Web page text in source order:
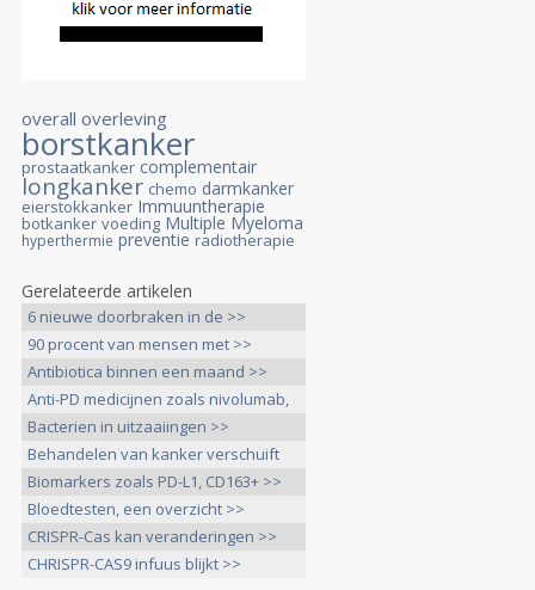
overall overleving
borstkanker
prostaatkanker complementair
longkanker chemo darmkanker
eierstokkanker Immuuntherapie
botkanker voeding Multiple Myeloma
hyperthermie preventie radiotherapie
Gerelateerde artikelen
6 nieuwe doorbraken in de >>
90 procent van mensen met >>
Antibiotica binnen een maand >>
Anti-PD medicijnen zoals nivolumab,
>>
Bacterien in uitzaaiingen >>
Behandelen van kanker verschuift
>>
Biomarkers zoals PD-L1, CD163+ >>
Bloedtesten, een overzicht >>
CRISPR-Cas kan veranderingen >>
CHRISPR-CAS9 infuus blijkt >>